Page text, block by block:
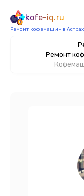
kofe-iq.ru
Ремонт кофемашин в
Ремонт